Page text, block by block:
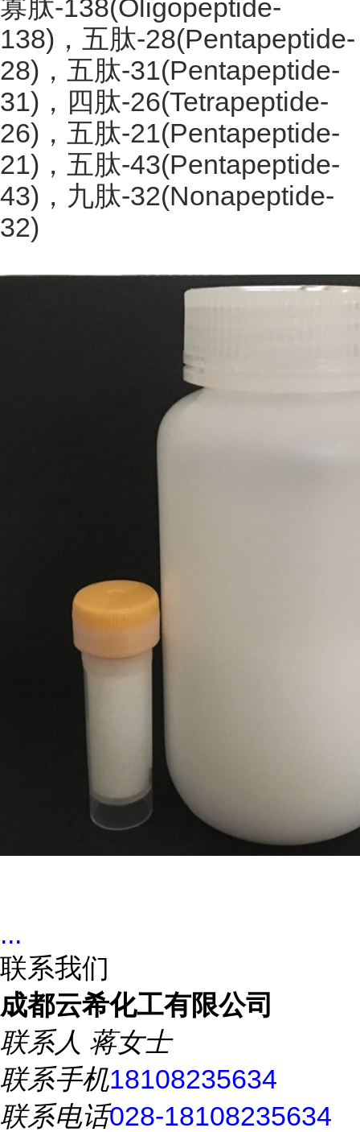
寡肽-138(Oligopeptide-
138)，五肽-28(Pentapeptide-
28)，五肽-31(Pentapeptide-
31)，四肽-26(Tetrapeptide-
26)，五肽-21(Pentapeptide-
21)，五肽-43(Pentapeptide-
43)，九肽-32(Nonapeptide-
32)
...
联系我们
成都云希化工有限公司
联系人 蒋女士
联系手机18108235634
联系电话028-18108235634